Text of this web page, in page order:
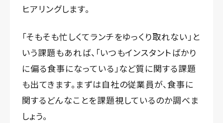
ヒアリングします。
「そもそも忙しくてランチをゆっくり取れない」と
いう課題もあれば、「いつもインスタントばかり
に偏る食事になっている」など質に関する課題
も出てきます。まずは自社の従業員が、食事に
関するどんなことを課題視しているのか調べま
しょう。